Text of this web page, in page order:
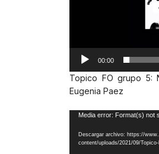
00:00
Topico FO grupo 5:
Eugenia Paez
Reproductor
vídeo
Media error: Format(s) not
Descargar archivo: https://
content/uploads/2021/09/